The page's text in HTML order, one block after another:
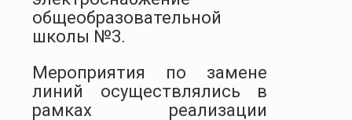
общеобразовательной
школы №3.
Мероприятия по замене
линий осуществлялись в
рамках реализации